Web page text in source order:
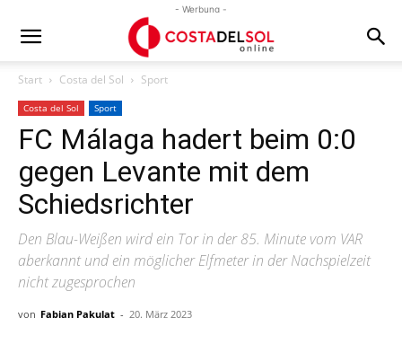
- Werbung -
Start Costa del Sol Sport
Costa del Sol Sport
FC Málaga hadert beim 0:0
gegen Levante mit dem
Schiedsrichter
Den Blau-Weißen wird ein Tor in der 85. Minute vom VAR
aberkannt und ein möglicher Elfmeter in der Nachspielzeit
nicht zugesprochen
von Fabian Pakulat - 20. März 2023